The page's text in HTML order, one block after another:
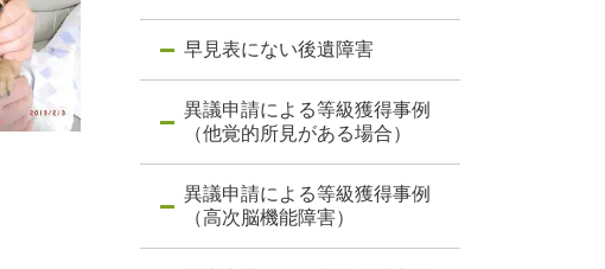
早見表にない後遺障害
異議申請による等級獲得事例
（他覚的所見がある場合）
異議申請による等級獲得事例
（高次脳機能障害）